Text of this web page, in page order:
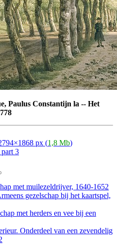
Paulus Constantijn la -- Het
px (1,8 Mb)
3